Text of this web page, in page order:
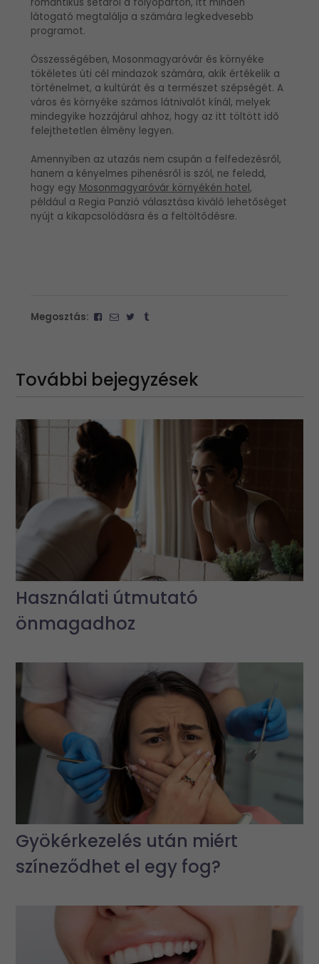
látogató megtalálja a számára legkedvesebb
programot.
Összességében, Mosonmagyaróvár és környéke
tökéletes úti cél mindazok számára, akik értékelik a
történelmet, a kultúrát és a természet szépségét. A
város és környéke számos látnivalót kínál, melyek
mindegyike hozzájárul ahhoz, hogy az itt töltött idő
felejthetetlen élmény legyen.
Amennyiben az utazás nem csupán a felfedezésről,
hanem a kényelmes pihenésről is szól, ne feledd,
hogy egy Mosonmagyaróvár környékén hotel,
például a Regia Panzió választása kiváló lehetőséget
nyújt a kikapcsolódásra és a feltöltődésre.
Megosztás:
További bejegyzések
Használati útmutató
önmagadhoz
Gyökérkezelés után miért
színeződhet el egy fog?